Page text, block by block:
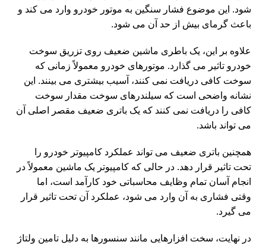
شود. این موضوع فشار سنگین به موتور خودرو وارد می کند و
باعث گرمای بیش از حد آن می شود.
علاوه بر این، یک باطری ماشین ضعیف روی تزریق سوخت
خودرو تاثیر می گذارد. موتورهای خودرو معمولاً زمانی که
سوخت کافی دریافت نمی کنند، آسیب بیشتری می بینند. این
نشانه واضحی است که سیلندرهای سوخت مقدار سوخت
کافی را دریافت نمی کنند که یک باتری ضعیف مقصر اصلی آن
می تواند باشد.
همچنین باتری ضعیف می تواند عملکرد کامپیوتر خودرو را
تحت تاثیر قرار دهد. در حالی که کامپیوتر یک ماشین معمولاً در
انجام آسان تمام وظایف محاسباتی خود کارآمد است، اما
وقتی فشاری به آن وارد می شود، عملکرد آن تحت تاثیر قرار
می گیرد.
در نهایت، سخت افزارهایی مانند سنسورها به دلیل تامین ولتاژ